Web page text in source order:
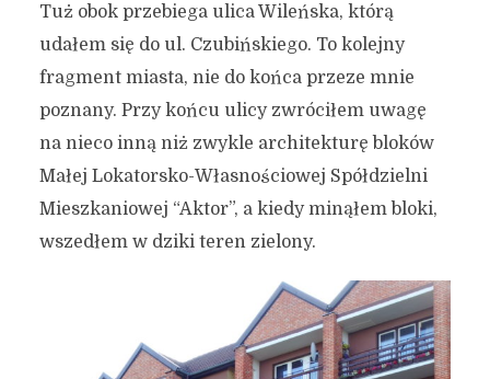
Tuż obok przebiega ulica Wileńska, którą
udałem się do ul. Czubińskiego. To kolejny
fragment miasta, nie do końca przeze mnie
poznany. Przy końcu ulicy zwróciłem uwagę
na nieco inną niż zwykle architekturę bloków
Małej Lokatorsko-Własnościowej Spółdzielni
Mieszkaniowej “Aktor”, a kiedy minąłem bloki,
wszedłem w dziki teren zielony.